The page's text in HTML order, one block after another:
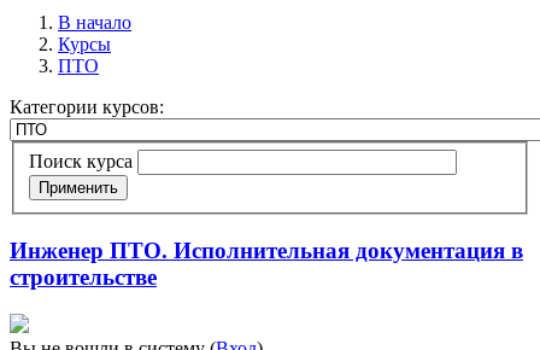
В начало
Курсы
ПТО
Категории курсов:
Поиск курса
Применить
Инженер ПТО. Исполнительная документация в
строительстве